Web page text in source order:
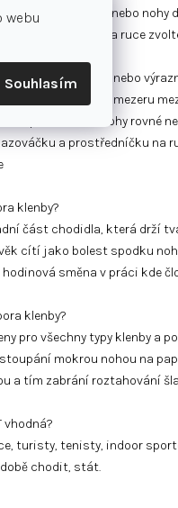
webu
Souhlasím
li nohy rovné nebo
a prostředníčku na ruce
pokud máte jemně nebo
ruce, pokud máte mezeru
- pokud máte nohy
a prostředníčku na
klenby?
část chodidla, která drží
cítí jako bolest spodku
směna v práci kde
klenby?
pro všechny typy klenby
mokrou nohou na
a tím zabrání roztahování
vhodná?
turisty, tenisty, indoor
chodit, stát.